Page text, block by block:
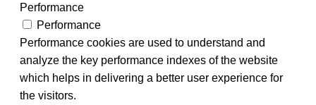
Performance
Performance
Performance cookies are used to understand and
analyze the key performance indexes of the website
which helps in delivering a better user experience for
the visitors.